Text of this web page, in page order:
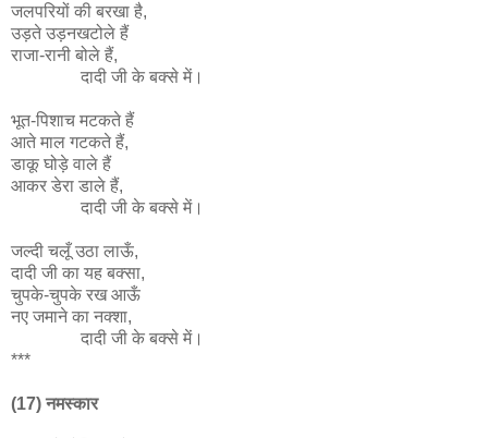
जलपरियों की बरखा है,
उड़ते उड़नखटोले हैं
राजा-रानी बोले हैं,
दादी जी के बक्से में।
भूत-पिशाच मटकते हैं
आते माल गटकते हैं,
डाकू घोड़े वाले हैं
आकर डेरा डाले हैं,
दादी जी के बक्से में।
जल्दी चलूँ उठा लाऊँ,
दादी जी का यह बक्सा,
चुपके-चुपके रख आऊँ
नए जमाने का नक्शा,
दादी जी के बक्से में।
***
(17) नमस्कार